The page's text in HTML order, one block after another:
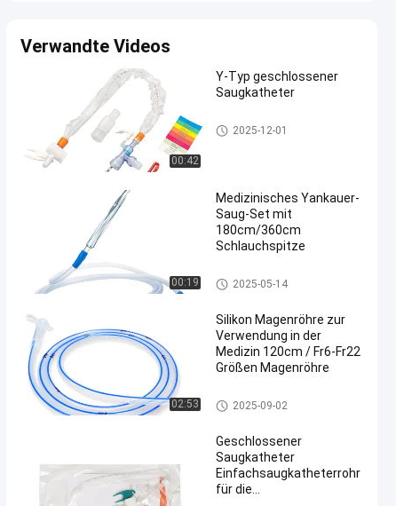
Verwandte Videos
00:42
Y-Typ geschlossener
Saugkatheter
Absaugkatheterschlauch
2025-12-01
00:19
Medizinisches Yankauer-
Saug-Set mit
180cm/360cm
Schlauchspitze
Absaugkatheterschlauch
2025-05-14
02:53
Silikon Magenröhre zur
Verwendung in der
Medizin 120cm / Fr6-Fr22
Größen Magenröhre
PVC-Magensonde
2025-09-02
Geschlossener
Saugkatheter
Einfachsaugkatheterrohr
für die